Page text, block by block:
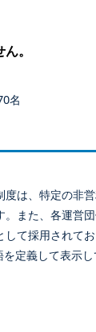
。
名
は、特定の非
また、各運営
て採用されて
定義して表示し